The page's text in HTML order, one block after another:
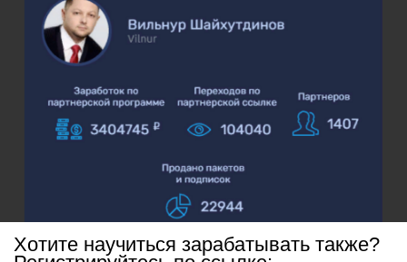
Хотите научиться зарабатывать также?